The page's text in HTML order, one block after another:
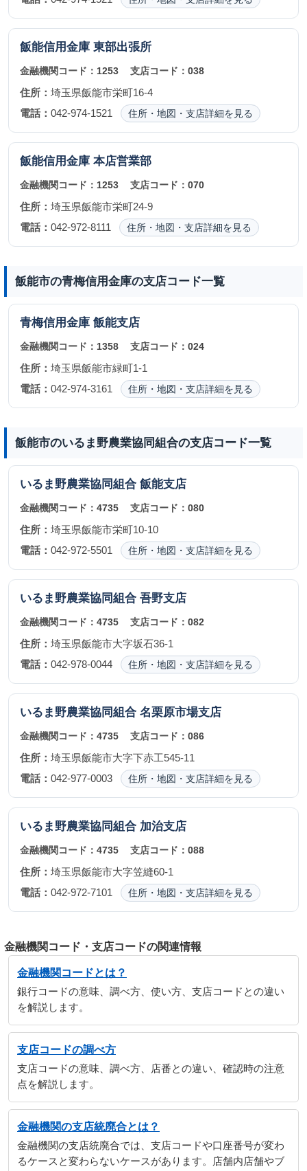
飯能信用金庫 東部出張所
金融機関コード： 1253 支店コード：038
住所： 埼玉県飯能市栄町16-4
電話： 042-974-1521 住所・地図・支店詳細を見る
飯能信用金庫 本店営業部
金融機関コード： 1253 支店コード：070
住所： 埼玉県飯能市栄町24-9
電話： 042-972-8111 住所・地図・支店詳細を見る
飯能市の青梅信用金庫の支店コード一覧
青梅信用金庫 飯能支店
金融機関コード： 1358 支店コード：024
住所： 埼玉県飯能市緑町1-1
電話： 042-974-3161 住所・地図・支店詳細を見る
飯能市のいるま野農業協同組合の支店コード一覧
いるま野農業協同組合 飯能支店
金融機関コード： 4735 支店コード：080
住所： 埼玉県飯能市栄町10-10
電話： 042-972-5501 住所・地図・支店詳細を見る
いるま野農業協同組合 吾野支店
金融機関コード： 4735 支店コード：082
住所： 埼玉県飯能市大字坂石36-1
電話： 042-978-0044 住所・地図・支店詳細を見る
いるま野農業協同組合 名栗原市場支店
金融機関コード： 4735 支店コード：086
住所： 埼玉県飯能市大字下赤工545-11
電話： 042-977-0003 住所・地図・支店詳細を見る
いるま野農業協同組合 加治支店
金融機関コード： 4735 支店コード：088
住所： 埼玉県飯能市大字笠縫60-1
電話： 042-972-7101 住所・地図・支店詳細を見る
金融機関コード・支店コードの関連情報
金融機関コードとは？
銀行コードの意味、調べ方、使い方、支店コードとの違い
を解説します。
支店コードの調べ方
支店コードの意味、調べ方、店番との違い、確認時の注意
点を解説します。
金融機関の支店統廃合とは？
金融機関の支店統廃合では、支店コードや口座番号が変わ
るケースと変わらないケースがあります。店舗内店舗やブ